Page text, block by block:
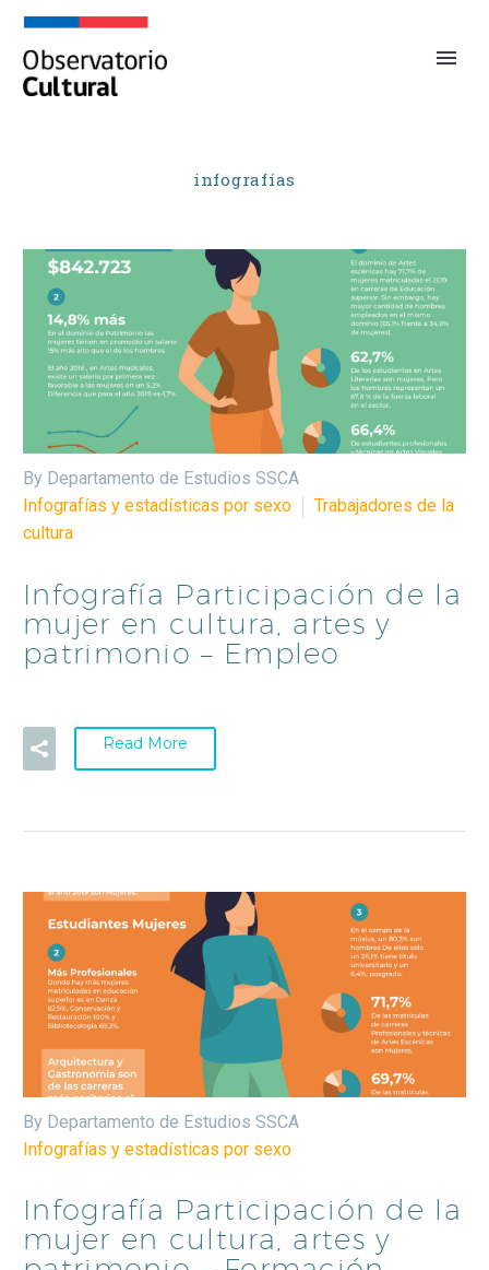
infografías
By Departamento de Estudios SSCA
Infografías y estadísticas por sexo
Trabajadores de la
cultura
Infografía Participación de la
mujer en cultura, artes y
patrimonio – Empleo
Read More
By Departamento de Estudios SSCA
Infografías y estadísticas por sexo
Infografía Participación de la
mujer en cultura, artes y